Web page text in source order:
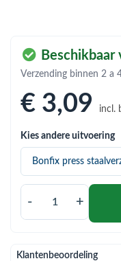
(Hemelwaterafvoer
(Installatiemateriaal)
(Sanitair)
(Verwarming, kachels
(Warmtepompen en
Beschikbaar
Verzending binnen 2 a
€ 3,09 incl.
Kies andere uitvoering
- +
Klantenbeoordeling